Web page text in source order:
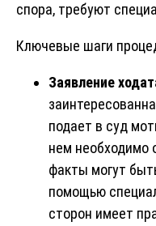
спора, требуют
Ключевые шаги
Заявление
подает в суд
нем необходимо
факты могут
помощью
сторон имеет